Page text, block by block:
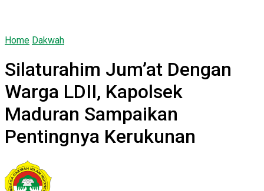
Home Dakwah
Silaturahim Jum’at Dengan
Warga LDII, Kapolsek
Maduran Sampaikan
Pentingnya Kerukunan